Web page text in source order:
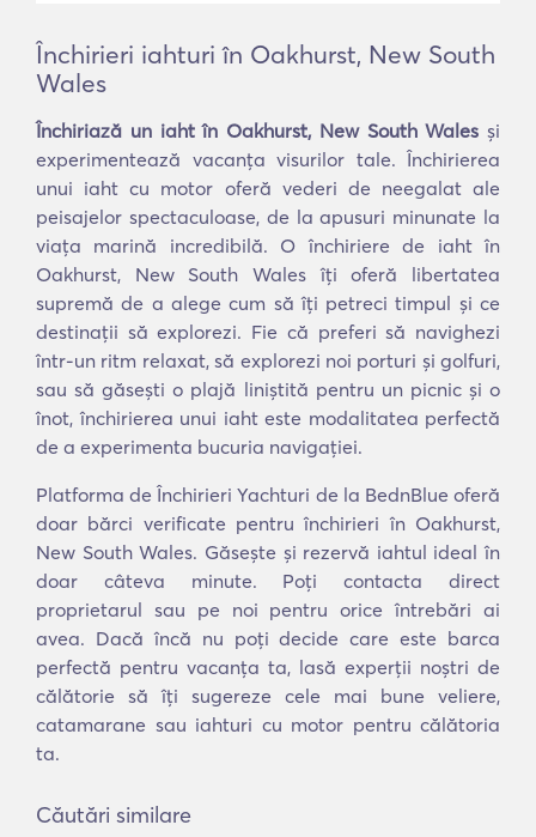
Închirieri iahturi în Oakhurst, New South
Wales
Închiriază un iaht în Oakhurst, New South Wales și
experimentează vacanța visurilor tale. Închirierea
unui iaht cu motor oferă vederi de neegalat ale
peisajelor spectaculoase, de la apusuri minunate la
viața marină incredibilă. O închiriere de iaht în
Oakhurst, New South Wales îți oferă libertatea
supremă de a alege cum să îți petreci timpul și ce
destinații să explorezi. Fie că preferi să navighezi
într-un ritm relaxat, să explorezi noi porturi și golfuri,
sau să găsești o plajă liniștită pentru un picnic și o
înot, închirierea unui iaht este modalitatea perfectă
de a experimenta bucuria navigației.
Platforma de Închirieri Yachturi de la BednBlue oferă
doar bărci verificate pentru închirieri în Oakhurst,
New South Wales. Găsește și rezervă iahtul ideal în
doar câteva minute. Poți contacta direct
proprietarul sau pe noi pentru orice întrebări ai
avea. Dacă încă nu poți decide care este barca
perfectă pentru vacanța ta, lasă experții noștri de
călătorie să îți sugereze cele mai bune veliere,
catamarane sau iahturi cu motor pentru călătoria
ta.
Căutări similare